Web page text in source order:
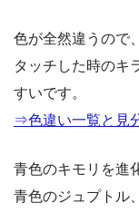
色が全然違うので、
タッチした時のキ
すいです。
⇒色違い一覧と見
青色のキモリを進
青色のジュプトル、